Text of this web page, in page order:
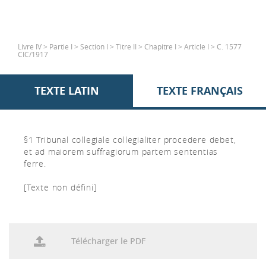
Livre IV > Partie I > Section I > Titre II > Chapitre I > Article I > C. 1577
CIC/1917
TEXTE LATIN TEXTE FRANÇAIS
§1 Tribunal collegiale collegialiter procedere debet,
et ad maiorem suffragiorum partem sententias
ferre.
[Texte non défini]
Télécharger le PDF